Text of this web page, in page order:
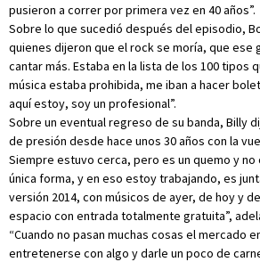
pusieron a correr por primera vez en 40 años”.
Sobre lo que sucedió después del episodio,
quienes dijeron que el rock se moría, que ese
cantar más. Estaba en la lista de los 100 tipos
música estaba prohibida, me iban a hacer
aquí estoy, soy un profesional”.
Sobre un eventual regreso de su banda, Billy
de presión desde hace unos 30 años con la
Siempre estuvo cerca, pero es un quemo y no
única forma, y en eso estoy trabajando, es
versión 2014, con músicos de ayer, de hoy y
espacio con entrada totalmente gratuita”,
“Cuando no pasan muchas cosas el mercado
entretenerse con algo y darle un poco de